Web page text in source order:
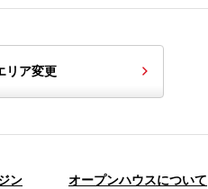
リア変更
ン オープンハウスについて